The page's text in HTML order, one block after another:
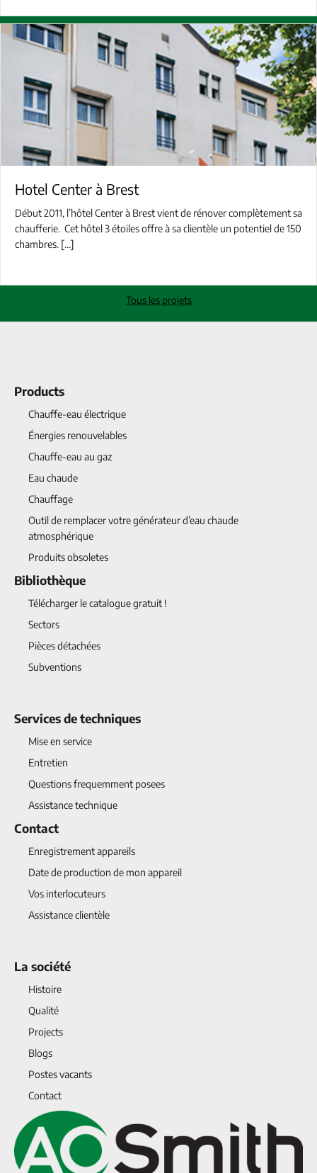
Hotel Center à Brest
Début 2011, l’hôtel Center à Brest vient de rénover complètement sa
chaufferie. Cet hôtel 3 étoiles offre à sa clientèle un potentiel de 150
chambres. […]
Tous les projets
Products
Chauffe-eau électrique
Énergies renouvelables
Chauffe-eau au gaz
Eau chaude
Chauffage
Outil de remplacer votre générateur d’eau chaude
atmosphérique
Produits obsoletes
Bibliothèque
Télécharger le catalogue gratuit !
Sectors
Pièces détachées
Subventions
Services de techniques
Mise en service
Entretien
Questions frequemment posees
Assistance technique
Contact
Enregistrement appareils
Date de production de mon appareil
Vos interlocuteurs
Assistance clientèle
La société
Histoire
Qualité
Projects
Blogs
Postes vacants
Contact